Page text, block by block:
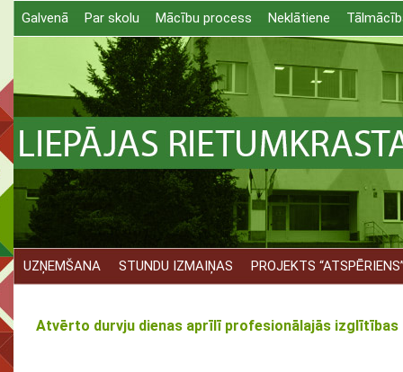
Galvenā Par skolu Mācību process Neklātiene
UZŅEMŠANA STUNDU IZMAIŅAS PROJEKTS
Atvērto durvju dienas aprīlī profesionālajās izglītības